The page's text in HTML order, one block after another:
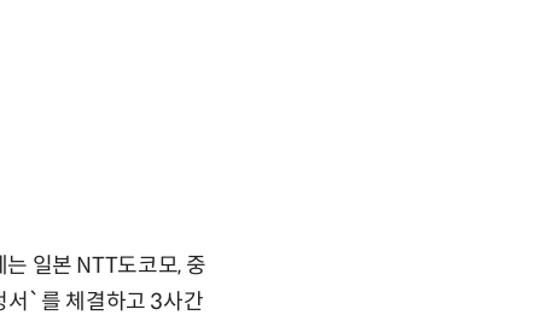
일본 NTT도코모, 중
서`를 체결하고 3사간